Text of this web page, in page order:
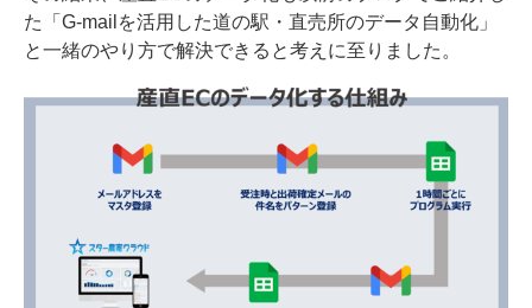
た「G-mailを活用した道の駅・直売所のデータ自動化」
と一緒のやり方で解決できると考えに至りました。